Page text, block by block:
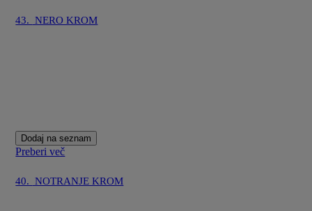
43. NERO KROM
Dodaj na seznam
Preberi več
40. NOTRANJE KROM